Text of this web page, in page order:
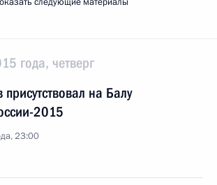
года, четверг
на Балу
2015
23:00